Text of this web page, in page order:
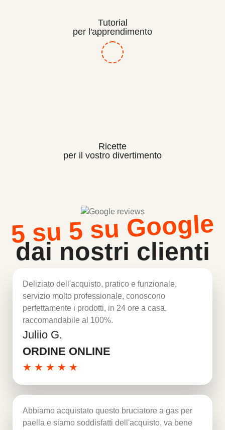
Tutorial
per l'apprendimento
Ricette
per il vostro divertimento
5 su 5 su Google
dai nostri clienti
Deliziato dell'acquisto, pratico e funzionale,
servizio molto professionale, conoscono
perfettamente i prodotti, in 24 ore a casa,
raccomandabile al 100%.
Juliio G.
ORDINE ONLINE
★ ★ ★ ★ ★
Abbiamo acquistato questo bruciatore a gas per
paella e siamo soddisfatti dell'acquisto, va bene